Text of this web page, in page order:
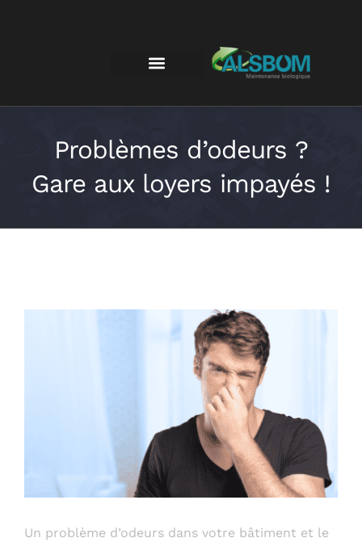
Problèmes d’odeurs ?
Gare aux loyers impayés !
Un problème d’odeurs dans votre bâtiment et le